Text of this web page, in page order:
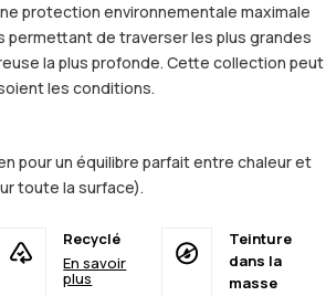
protection environnementale maximale
de traverser les plus grandes
la plus profonde. Cette collection peut
les conditions.
pour un équilibre parfait entre chaleur et
toute la surface).
Recyclé
En savoir
plus
Teinture
dans la
masse